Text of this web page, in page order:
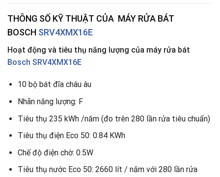
THÔNG SỐ KỸ THUẬT CỦA MÁY RỬA BÁT
BOSCH SRV4XMX16E
Hoạt động và tiêu thụ năng lượng của máy rửa bát
Bosch SRV4XMX16E
10 bộ bát đĩa châu âu
Nhãn năng lượng: F
Tiêu thụ 235 kWh /năm (đo trên 280 lần rửa tiêu chuẩn)
Tiêu thụ điện Eco 50: 0.84 KWh
Chế độ điện chờ: 0.5W
Tiêu thụ nước Eco 50: 2660 lít / năm với 280 lần rửa